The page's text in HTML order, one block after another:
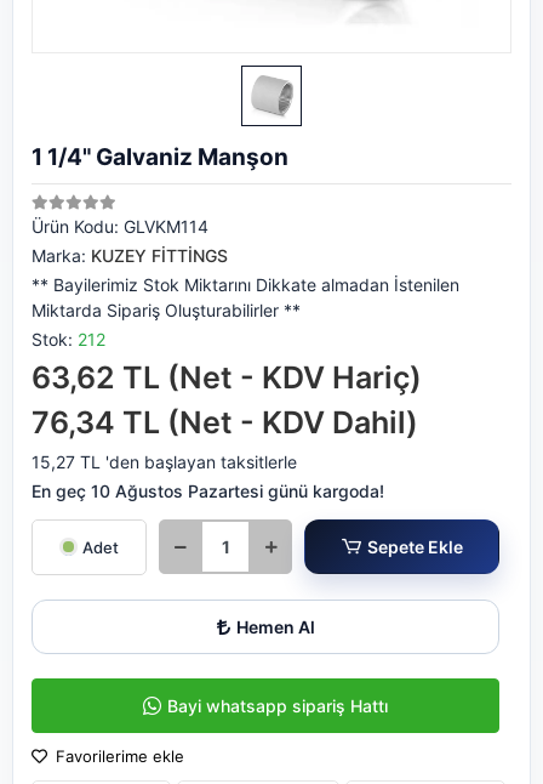
1 1/4" Galvaniz Manşon
Ürün Kodu: GLVKM114
Marka: KUZEY FİTTİNGS
** Bayilerimiz Stok Miktarını Dikkate almadan İstenilen
Miktarda Sipariş Oluşturabilirler **
Stok: 212
63,62 TL (Net - KDV Hariç)
76,34 TL (Net - KDV Dahil)
15,27 TL 'den başlayan taksitlerle
En geç 10 Ağustos Pazartesi günü kargoda!
Adet Sepete Ekle
Hemen Al
Bayi whatsapp sipariş Hattı
Favorilerime ekle